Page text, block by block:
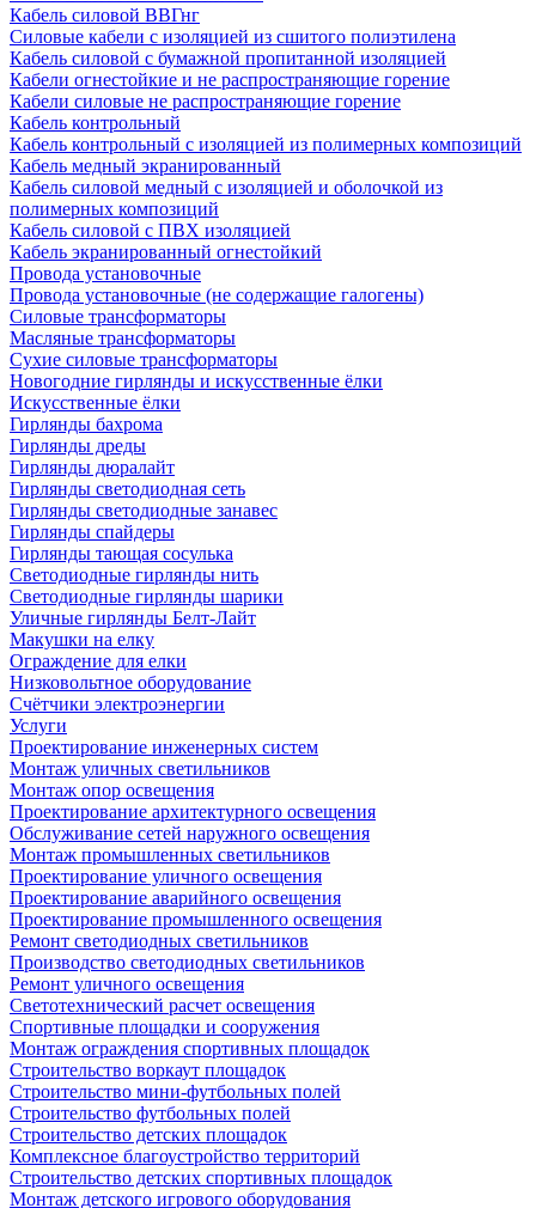
Кабель силовой ВВГнг
Силовые кабели с изоляцией из сшитого полиэтилена
Кабель силовой с бумажной пропитанной изоляцией
Кабели огнестойкие и не распространяющие горение
Кабели силовые не распространяющие горение
Кабель контрольный
Кабель контрольный с изоляцией из полимерных композиций
Кабель медный экранированный
Кабель силовой медный с изоляцией и оболочкой из
полимерных композиций
Кабель силовой с ПВХ изоляцией
Кабель экранированный огнестойкий
Провода установочные
Провода установочные (не содержащие галогены)
Силовые трансформаторы
Масляные трансформаторы
Сухие силовые трансформаторы
Новогодние гирлянды и искусственные ёлки
Искусственные ёлки
Гирлянды бахрома
Гирлянды дреды
Гирлянды дюралайт
Гирлянды светодиодная сеть
Гирлянды светодиодные занавес
Гирлянды спайдеры
Гирлянды тающая сосулька
Светодиодные гирлянды нить
Светодиодные гирлянды шарики
Уличные гирлянды Белт-Лайт
Макушки на елку
Ограждение для елки
Низковольтное оборудование
Счётчики электроэнергии
Услуги
Проектирование инженерных систем
Монтаж уличных светильников
Монтаж опор освещения
Проектирование архитектурного освещения
Обслуживание сетей наружного освещения
Монтаж промышленных светильников
Проектирование уличного освещения
Проектирование аварийного освещения
Проектирование промышленного освещения
Ремонт светодиодных светильников
Производство светодиодных светильников
Ремонт уличного освещения
Светотехнический расчет освещения
Спортивные площадки и сооружения
Монтаж ограждения спортивных площадок
Строительство воркаут площадок
Строительство мини-футбольных полей
Строительство футбольных полей
Строительство детских площадок
Комплексное благоустройство территорий
Строительство детских спортивных площадок
Монтаж детского игрового оборудования